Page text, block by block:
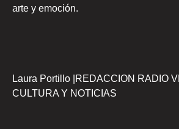
arte y emoción.
Laura Portillo |REDACCION RADIO
CULTURA Y NOTICIAS